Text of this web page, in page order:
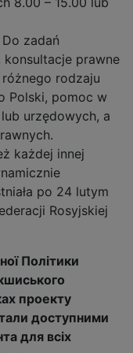
Do zadań
konsultacje prawne
rodzaju
Polski, pomoc w
urzędowych, a
każdej innej
po 24 lutym
Rosyjskiej
Політики
проекту
доступними
для всіх